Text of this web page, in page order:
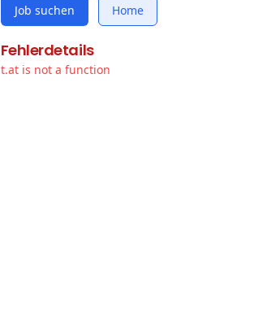
Job suchen Home
Fehlerdetails
t.at is not a function